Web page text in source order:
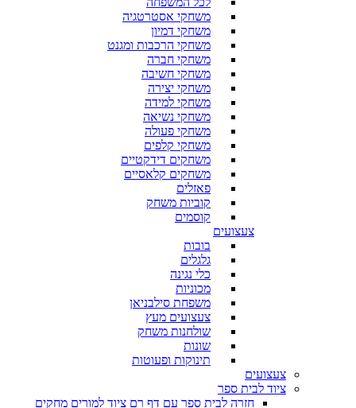
משחקי אסטרטגיה
משחקי דמיון
משחקי הרכבות ומגנט
משחקי חברה
משחקי חשיבה
משחקי יצירה
משחקי למידה
משחקי נשיאה
משחקי פעולה
משחקי קלפים
משחקים דידקטיים
משחקים קלאסיים
פאזלים
קוביות משחק
קוסמים
צעצועים
בובות
גלגלים
כלי נגינה
מכוניות
משפחת סילבניאן
צעצועים מעץ
שולחנות משחק
שונות
תינוקות ופעוטות
צעצועים
ציוד לבית ספר
חזרה לבית ספר עם דף רם ציוד למורים מחקים